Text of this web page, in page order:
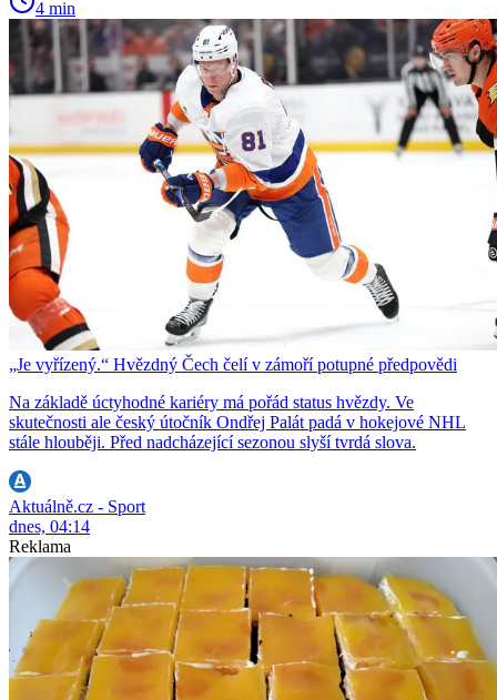
4 min
„Je vyřízený.“ Hvězdný Čech čelí v zámoří potupné předpovědi
Na základě úctyhodné kariéry má pořád status hvězdy. Ve
skutečnosti ale český útočník Ondřej Palát padá v hokejové NHL
stále hlouběji. Před nadcházející sezonou slyší tvrdá slova.
Aktuálně.cz - Sport
dnes, 04:14
Reklama